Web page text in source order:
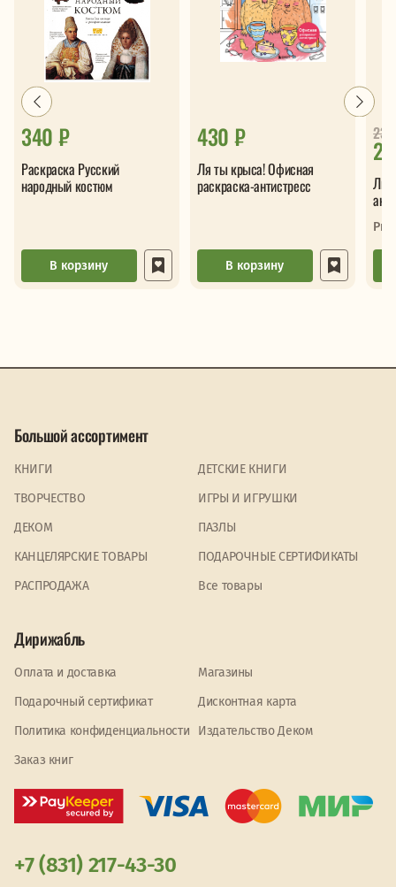
340 ₽
Раскраска Русский
народный костюм
В корзину
430 ₽
Ля ты крыса! Офисная
раскраска-антистресс
В корзину
Большой ассортимент
КНИГИ
ДЕТСКИЕ КНИГИ
ТВОРЧЕСТВО
ИГРЫ И ИГРУШКИ
ДЕКОМ
ПАЗЛЫ
КАНЦЕЛЯРСКИЕ ТОВАРЫ
ПОДАРОЧНЫЕ СЕРТИФИКАТЫ
PАСПРОДАЖА
Все товары
Дирижабль
Оплата и доставка
Магазины
Подарочный сертификат
Дисконтная карта
Политика конфиденциальности
Издательство Деком
Заказ книг
+7 (831) 217-43-30